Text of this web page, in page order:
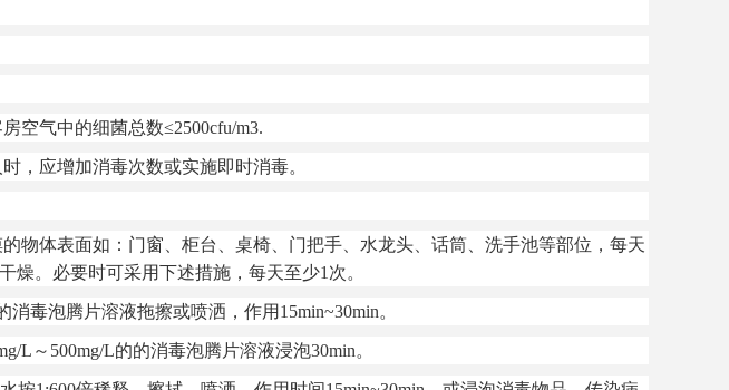
气中的细菌总数≤2500cfu/m3.
应增加消毒次数或实施即时消毒。
体表面如：门窗、柜台、桌椅、门把手、水龙头、话筒、洗手池等部位，每天
。必要时可采用下述措施，每天至少1次。
泡腾片溶液拖擦或喷洒，作用15min~30min。
500mg/L的的消毒泡腾片溶液浸泡30min。